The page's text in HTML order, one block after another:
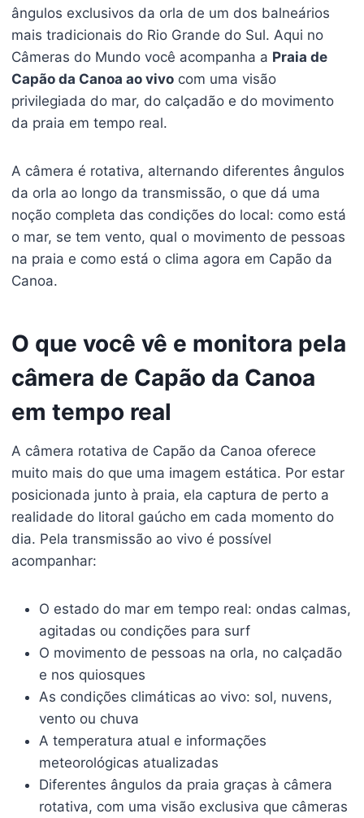
ângulos exclusivos da orla de um dos balneários
mais tradicionais do Rio Grande do Sul. Aqui no
Câmeras do Mundo você acompanha a Praia de
Capão da Canoa ao vivo com uma visão
privilegiada do mar, do calçadão e do movimento
da praia em tempo real.
A câmera é rotativa, alternando diferentes ângulos
da orla ao longo da transmissão, o que dá uma
noção completa das condições do local: como está
o mar, se tem vento, qual o movimento de pessoas
na praia e como está o clima agora em Capão da
Canoa.
O que você vê e monitora pela
câmera de Capão da Canoa
em tempo real
A câmera rotativa de Capão da Canoa oferece
muito mais do que uma imagem estática. Por estar
posicionada junto à praia, ela captura de perto a
realidade do litoral gaúcho em cada momento do
dia. Pela transmissão ao vivo é possível
acompanhar:
O estado do mar em tempo real: ondas calmas,
agitadas ou condições para surf
O movimento de pessoas na orla, no calçadão
e nos quiosques
As condições climáticas ao vivo: sol, nuvens,
vento ou chuva
A temperatura atual e informações
meteorológicas atualizadas
Diferentes ângulos da praia graças à câmera
rotativa, com uma visão exclusiva que câmeras